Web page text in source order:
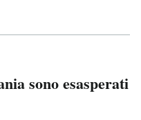
sono esasperati